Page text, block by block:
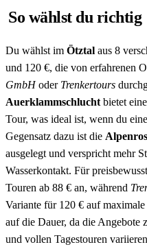
So wählst du richtig
Du wählst im Ötztal aus 8
und 120 €, die von erfahrenen
GmbHoder Trenkertours
Auerklammschlucht bietet
Tour, was ideal ist, wenn du
Gegensatz dazu ist die
ausgelegt und verspricht mehr
Wasserkontakt. Für
Touren ab 88 € an, während
Variante für 120 € auf
auf die Dauer, da die Angebote
und vollen Tagestouren